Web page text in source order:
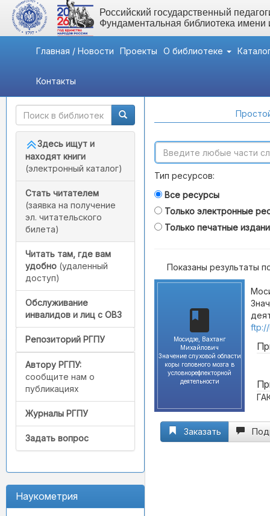
Российский государственный
Фундаментальная библиотека
Главная / Новости Проекты О библиотеке
Контакты
Быстрый доступ
Здесь ищут и
находят книги
(электронный каталог)
Стать читателем
(заявка на получение
эл. читательского
билета)
Читать там, где вам
удобно (удаленный
доступ)
Обслуживание
инвалидов и лиц с ОВЗ
Репозиторий РГПУ
Автору РГПУ:
сообщите нам о
публикациях
Журналы РГПУ
Задать вопрос
Наукометрия
Тип ресурсов:
Все ресурсы
Только электронные
Только печатные
Показаны результаты
Мосидзе, Вахтанг
Михайлович
Значение слуховой области
коры головного мозга в
условнорефлекторной
деятельности
Заказать